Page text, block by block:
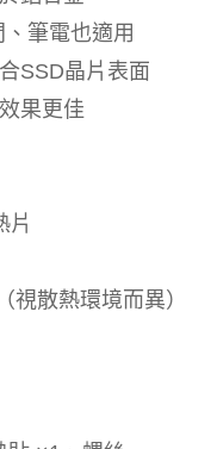
筆電也適用
SSD晶片表面
果更佳
片
視散熱環境而異）